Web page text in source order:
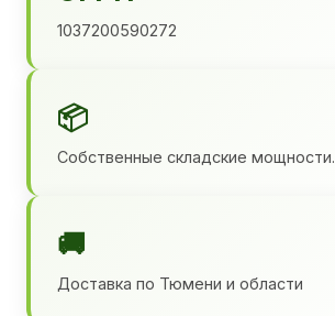
1037200590272
📦
Собственные складские мощности.
🚚
Доставка по Тюмени и области